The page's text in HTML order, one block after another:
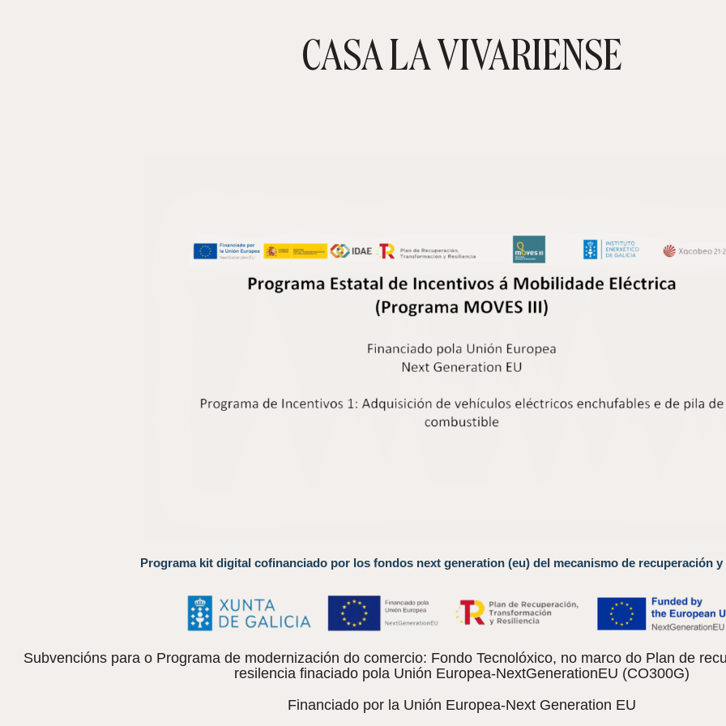
CASA LA VIVARIENSE
Programa kit digital cofinanciado por los fondos next generation (eu) del mecanismo de recuperación y
Subvencións para o Programa de modernización do comercio: Fondo Tecnolóxico, no marco do Plan de
resilencia finaciado pola Unión Europea-NextGenerationEU (CO300G)
Financiado por la Unión Europea-Next Generation EU